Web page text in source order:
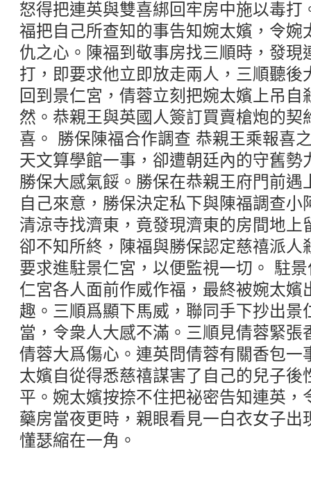
怒得把連英與雙喜綁回牢房中施以毒打
福把自己所查知的事告知婉太嬪，令婉
仇之心。陳福到敬事房找三順時，發現
打，即要求他立即放走兩人，三順聽後
回到景仁宮，倩蓉立刻把婉太嬪上吊
然。恭親王與英國人簽訂買賣槍炮的契
喜。 勝保陳福合作調查 恭親王乘報喜
天文算學館一事，卻遭朝廷內的守舊勢
勝保大感氣餒。勝保在恭親王府門前遇
自己來意，勝保決定私下與陳福調查小
清涼寺找濟東，竟發現濟東的房間地上
卻不知所終，陳福與勝保認定慈禧派人
要求進駐景仁宮，以便監視一切。 駐
仁宮各人面前作威作福，最終被婉太嬪
趣。三順爲顯下馬威，聯同手下抄出景
當，令衆人大感不滿。三順見倩蓉緊張
倩蓉大爲傷心。連英問倩蓉有關香包一
太嬪自從得悉慈禧謀害了自己的兒子後
平。婉太嬪按捺不住把祕密告知連英，
藥房當夜更時，親眼看見一白衣女子出
懂瑟縮在一角。